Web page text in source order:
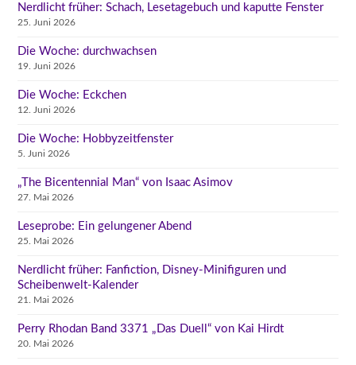
Nerdlicht früher: Schach, Lesetagebuch und kaputte Fenster
25. Juni 2026
Die Woche: durchwachsen
19. Juni 2026
Die Woche: Eckchen
12. Juni 2026
Die Woche: Hobbyzeitfenster
5. Juni 2026
„The Bicentennial Man“ von Isaac Asimov
27. Mai 2026
Leseprobe: Ein gelungener Abend
25. Mai 2026
Nerdlicht früher: Fanfiction, Disney-Minifiguren und
Scheibenwelt-Kalender
21. Mai 2026
Perry Rhodan Band 3371 „Das Duell“ von Kai Hirdt
20. Mai 2026